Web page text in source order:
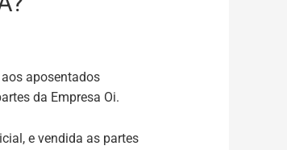
aposentados
da Empresa Oi.
e vendida as partes